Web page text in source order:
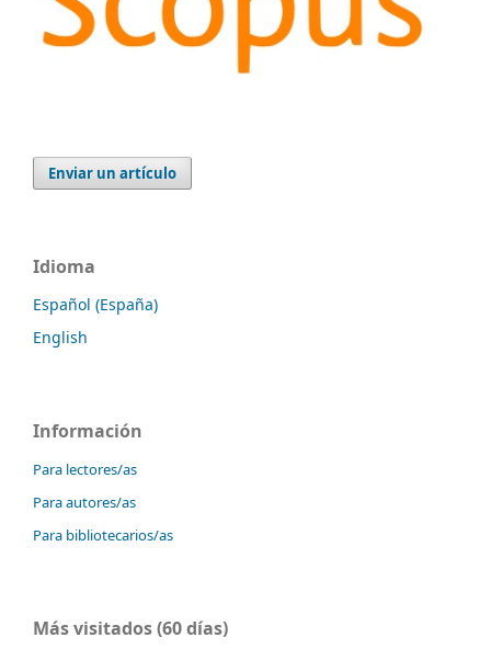
Enviar un artículo
Idioma
Español (España)
English
Información
Para lectores/as
Para autores/as
Para bibliotecarios/as
Más visitados (60 días)